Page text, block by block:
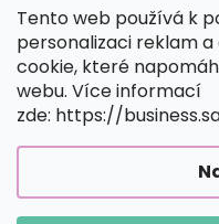
Tento web používá k
personalizaci reklam
cookie, které
webu. Více informací
zde: https://
Velká Británie
SPOLEHLIVÉ MOŽNOSTI
BEZPEČNÉ MOŽNOSTI